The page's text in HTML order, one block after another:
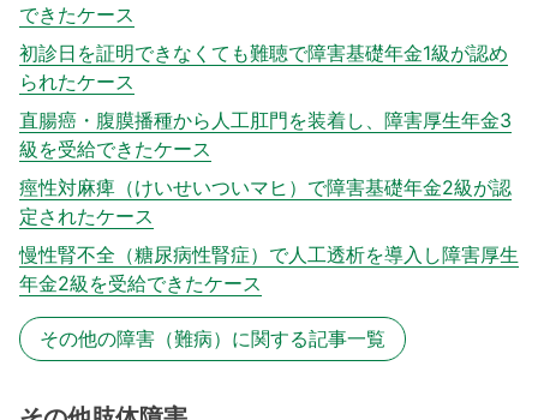
できたケース
初診日を証明できなくても難聴で障害基礎年金1級が認め
られたケース
直腸癌・腹膜播種から人工肛門を装着し、障害厚生年金3
級を受給できたケース
痙性対麻痺（けいせいついマヒ）で障害基礎年金2級が認
定されたケース
慢性腎不全（糖尿病性腎症）で人工透析を導入し障害厚生
年金2級を受給できたケース
その他の障害（難病）に関する記事一覧